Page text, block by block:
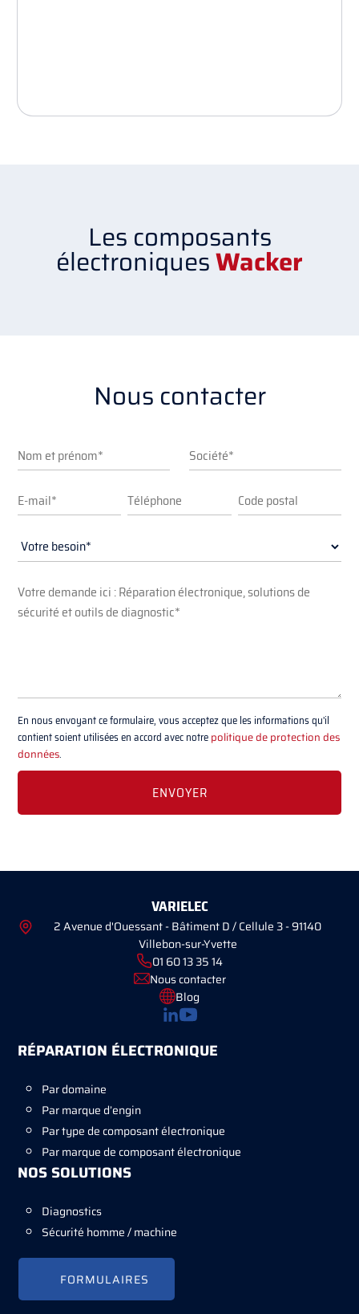
Les composants
électroniquesWacker
Nous contacter
En nous envoyant ce formulaire, vous acceptez que les informations qu'il
contient soient utilisées en accord avec notrepolitique de protection des
données.
VARIELEC
2 Avenue d'Ouessant - Bâtiment D / Cellule 3 - 91140
Villebon-sur-Yvette
01 60 13 35 14
Nous contacter
Blog
RÉPARATION ÉLECTRONIQUE
Par domaine
Par marque d’engin
Par type de composant électronique
Par marque de composant électronique
NOS SOLUTIONS
Diagnostics
Sécurité homme / machine
FORMULAIRES